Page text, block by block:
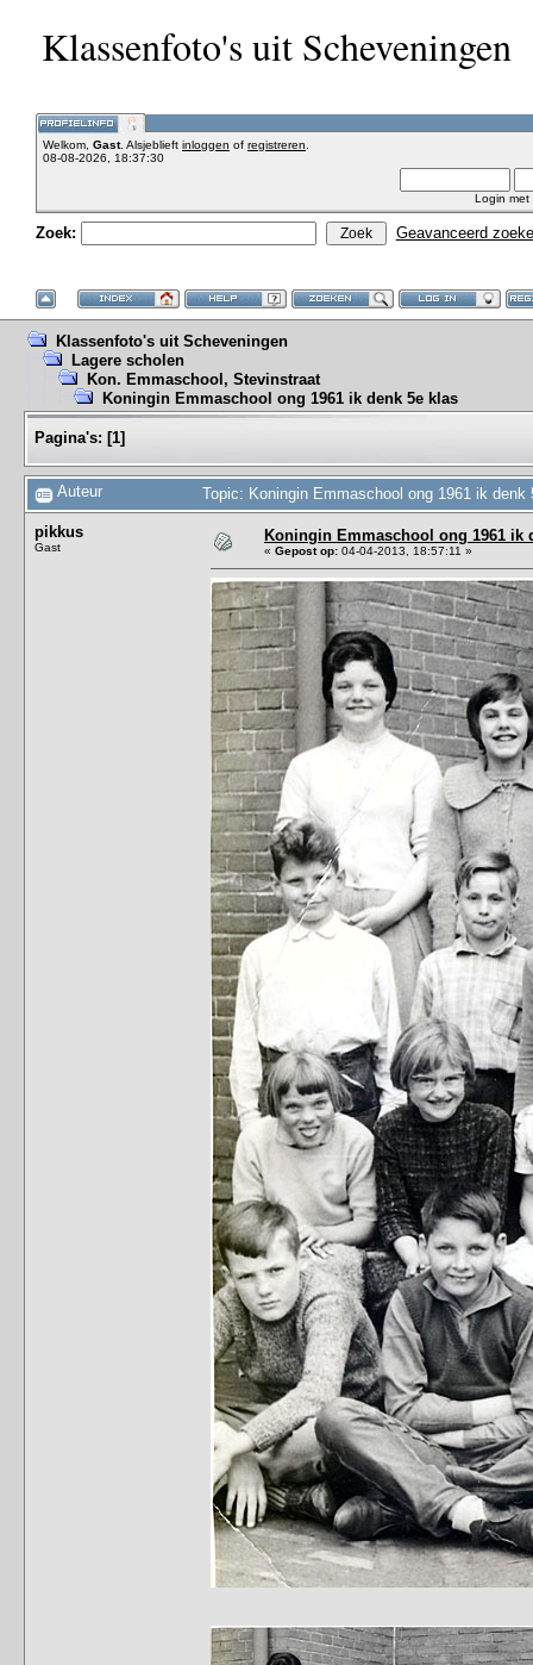
Klassenfoto's uit Scheveningen
Welkom, Gast. Alsjeblieft inloggen of registreren
08-08-2026, 18:37:30
Login met
Zoek: Geavanceerd
Klassenfoto's uit Scheveningen
Lagere scholen
Kon. Emmaschool, Stevinstraat
Koningin Emmaschool ong 1961 ik denk 5e klas
Pagina's: [1]
Auteur Topic: Koningin Emmaschool ong 1961 ik
pikkus
Gast
Koningin Emmaschool ong 1961 ik
« Gepost op: 04-04-2013, 18:57:11 »